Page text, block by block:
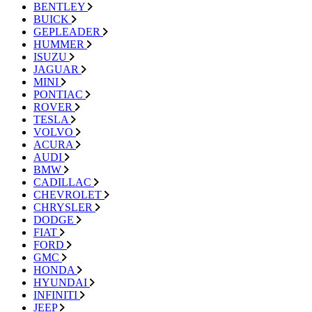
BENTLEY
BUICK
GEPLEADER
HUMMER
ISUZU
JAGUAR
MINI
PONTIAC
ROVER
TESLA
VOLVO
ACURA
AUDI
BMW
CADILLAC
CHEVROLET
CHRYSLER
DODGE
FIAT
FORD
GMC
HONDA
HYUNDAI
INFINITI
JEEP